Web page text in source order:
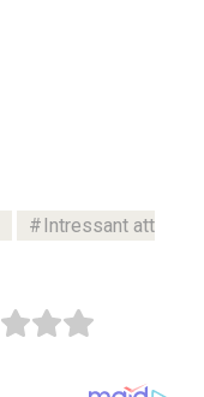
Intressant att